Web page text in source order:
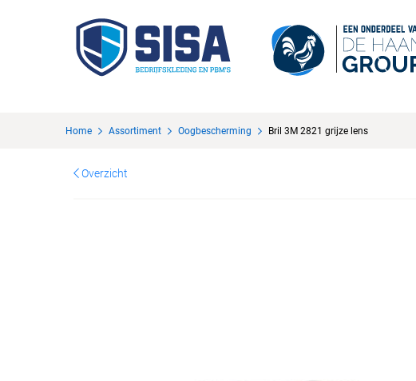
Home Assortiment Oogbescherming Bril 3M 2821 grijze lens
Overzicht